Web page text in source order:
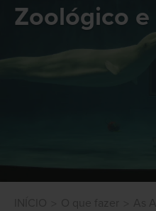
Zoológico